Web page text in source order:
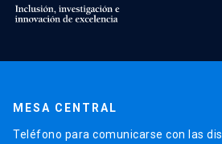
MESA CENTRAL
Teléfono para comunicarse con las